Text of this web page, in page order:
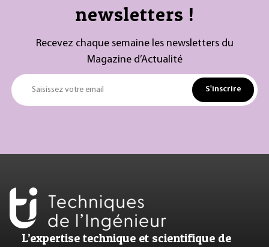
newsletters !
Recevez chaque semaine les newsletters du
Magazine d’Actualité
Saisissez votre email S'inscrire
L’expertise technique et scientifique de